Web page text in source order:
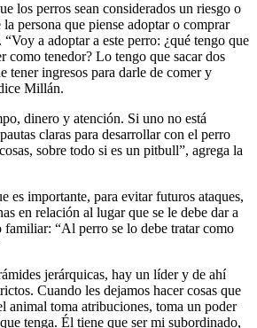
los perros sean considerados un riesgo o
persona que piense adoptar o comprar
a adoptar a este perro: ¿qué tengo que
como tenedor? Lo tengo que sacar dos
tener ingresos para darle de comer y
Millán.
dinero y atención. Si uno no está
claras para desarrollar con el perro
sobre todo si es un pitbull”, agrega la
es importante, para evitar futuros ataques,
en relación al lugar que se le debe dar a
familiar: “Al perro se lo debe tratar como
jerárquicas, hay un líder y de ahí
Cuando les dejamos hacer cosas que
animal toma atribuciones, toma un poder
tenga. Él tiene que ser mi subordinado,